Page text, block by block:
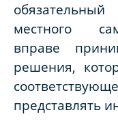
местного
вправе
решения,
представлять